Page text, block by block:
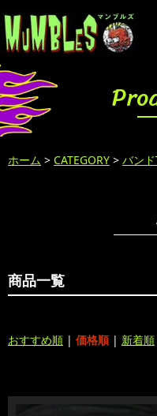
ホーム > CATEGORY > バン
商品一覧
おすすめ順 | 価格順 | 新着順